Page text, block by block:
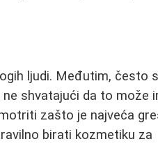
ljudi. Međutim, često
shvatajući da to može
zašto je najveća
birati kozmetiku za